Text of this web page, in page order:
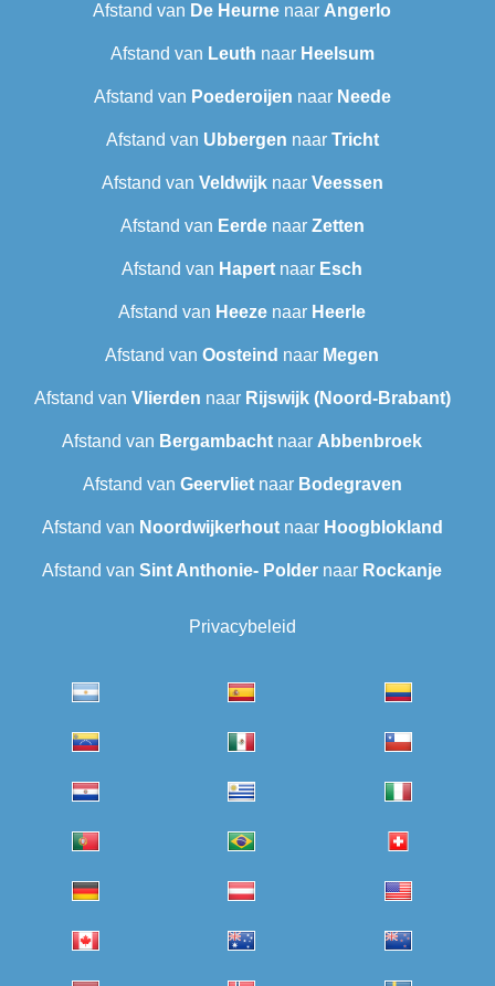
Afstand van De Heurne naar Angerlo
Afstand van Leuth naar Heelsum
Afstand van Poederoijen naar Neede
Afstand van Ubbergen naar Tricht
Afstand van Veldwijknaar Veessen
Afstand van Eerdenaar Zetten
Afstand van Hapert naar Esch
Afstand van Heeze naar Heerle
Afstand van Oosteind naar Megen
Afstand van Vlierden naar Rijswijk (Noord-Brabant)
Afstand van Bergambacht naar Abbenbroek
Afstand van Geervlietnaar Bodegraven
Afstand van Noordwijkerhoutnaar Hoogblokland
Afstand van Sint Anthonie- Polder naar Rockanje
Privacybeleid